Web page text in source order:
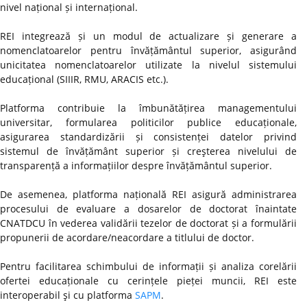
nivel național și internațional.
REI integrează și un modul de actualizare și generare a
nomenclatoarelor pentru învățământul superior, asigurând
unicitatea nomenclatoarelor utilizate la nivelul sistemului
educațional (SIIIR, RMU, ARACIS etc.).
Platforma contribuie la îmbunătățirea managementului
universitar, formularea politicilor publice educaționale,
asigurarea standardizării și consistenței datelor privind
sistemul de învățământ superior și creşterea nivelului de
transparență a informațiilor despre învățământul superior.
De asemenea, platforma națională REI asigură administrarea
procesului de evaluare a dosarelor de doctorat înaintate
CNATDCU în vederea validării tezelor de doctorat și a formulării
propunerii de acordare/neacordare a titlului de doctor.
Pentru facilitarea schimbului de informații și analiza corelării
ofertei educaționale cu cerințele pieței muncii, REI este
interoperabil şi cu platforma SAPM.